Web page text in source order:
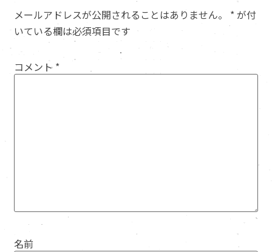
メールアドレスが公開されることはありません。 *が付
いている欄は必須項目です
コメント *
名前